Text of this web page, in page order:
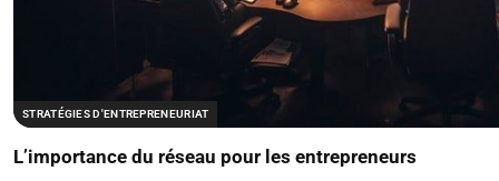
STRATÉGIES D'ENTREPRENEURIAT
L’importance du réseau pour les entrepreneurs